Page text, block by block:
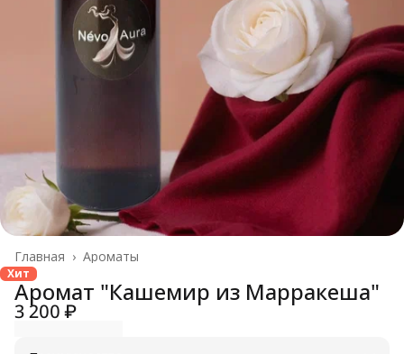
Ароматы
Главная ›
Хит
Аромат "Кашемир из Марракеша"
3 200 ₽